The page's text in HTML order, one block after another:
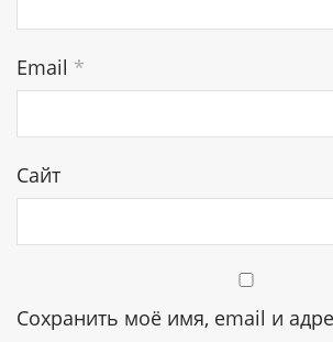
Email *
Сайт
Сохранить моё имя, email и